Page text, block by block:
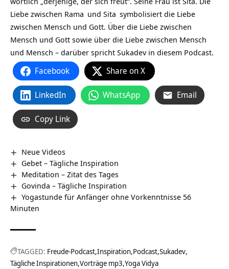
Liebe zwischen Rama und Sita symbolisiert die Liebe
zwischen Mensch und Gott. Über die Liebe zwischen
Mensch und Gott sowie über die Liebe zwischen Mensch
und Mensch – darüber spricht Sukadev in diesem Podcast.
Facebook Share on X
LinkedIn WhatsApp Email
Copy Link
Neue Videos
Gebet – Tägliche Inspiration
Meditation – Zitat des Tages
Govinda – Tägliche Inspiration
Yogastunde für Anfänger ohne Vorkenntnisse 56
Minuten
TAGGED: Freude-Podcast Inspiration Podcast Sukadev
Tägliche Inspirationen Vorträge mp3 Yoga Vidya